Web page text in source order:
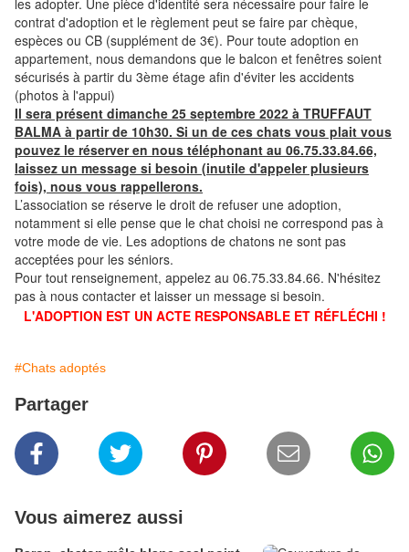
les adopter. Une pièce d'identité sera nécessaire pour faire le
contrat d'adoption et le règlement peut se faire par chèque,
espèces ou CB (supplément de 3€). Pour toute adoption en
appartement, nous demandons que le balcon et fenêtres soient
sécurisés à partir du 3ème étage afin d'éviter les accidents
(photos à l'appui)
Il sera présent dimanche 25 septembre 2022 à TRUFFAUT
BALMA à partir de 10h30. Si un de ces chats vous plait vous
pouvez le réserver en nous téléphonant au 06.75.33.84.66,
laissez un message si besoin (inutile d'appeler plusieurs
fois), nous vous rappellerons.
L’association se réserve le droit de refuser une adoption,
notamment si elle pense que le chat choisi ne correspond pas à
votre mode de vie. Les adoptions de chatons ne sont pas
acceptées pour les séniors.
Pour tout renseignement, appelez au 06.75.33.84.66. N'hésitez
pas à nous contacter et laisser un message si besoin.
L'ADOPTION EST UN ACTE RESPONSABLE ET RÉFLÉCHI !
#Chats adoptés
Partager
Vous aimerez aussi